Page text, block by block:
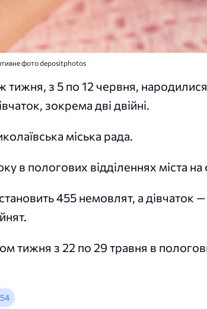
фото depositphotos
з 5 по 12 червня,
зокрема дві двійні.
міська рада.
в пологових відділеннях міста на
455 немовлят, а дівчаток
тижня з 22 по 29 травня в